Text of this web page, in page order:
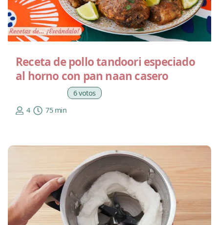
Receta de pollo tandoori especiado
al horno con pan naan casero
6 votos
4
75 min